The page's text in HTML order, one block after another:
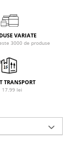
VARIATE
3000 de produse
TRANSPORT
17.99 lei